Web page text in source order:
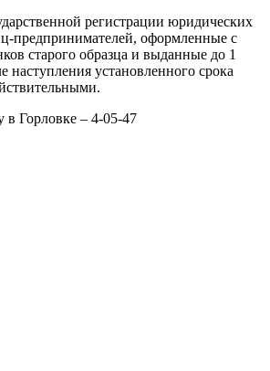
регистрации юридических
предпринимателей, оформленные с
старого образца и выданные до 1
наступления установленного срока
в Горловке – 4-05-47